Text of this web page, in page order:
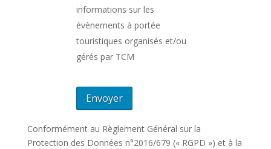
informations sur les
évènements à portée
touristiques organisés et/ou
gérés par TCM
Conformément au Règlement Général sur la
Protection des Données n°2016/679 (« RGPD ») et à la